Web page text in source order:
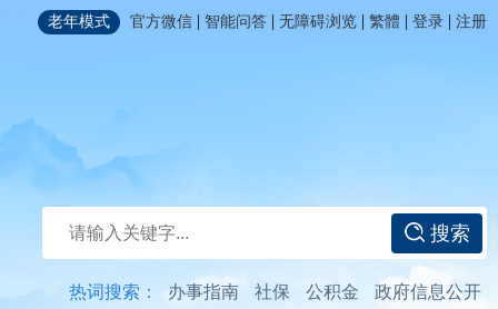
老年模式 官方微信 | 智能问答 | 无障碍浏览 | 繁體 | 登录 | 注册
搜索
热词搜索： 办事指南 社保 公积金 政府信息公开